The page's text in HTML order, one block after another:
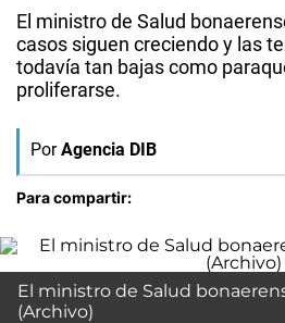
El ministro de Salud
casos siguen creciendo y las
todavía tan bajas como
proliferarse.
Por Agencia DIB
Para compartir:
El ministro de Salud
(Archivo)